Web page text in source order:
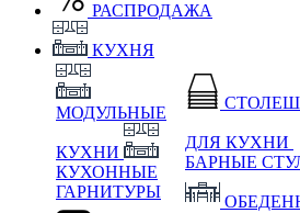
РАСПРОДАЖА
КУХНЯ
МОДУЛЬНЫЕ
КУХНИ
КУХОННЫЕ
ГАРНИТУРЫ
ДЛЯ КУХНИ
БАРНЫЕ